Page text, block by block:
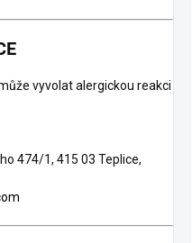
vyvolat alergickou reakci
474/1, 415 03 Teplice,